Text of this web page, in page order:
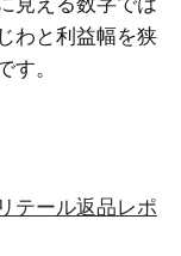
わと利益幅を狭
。
テール返品レポ